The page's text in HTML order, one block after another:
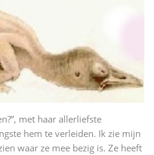
met haar allerliefste
hem te verleiden. Ik zie mijn
waar ze mee bezig is. Ze heeft